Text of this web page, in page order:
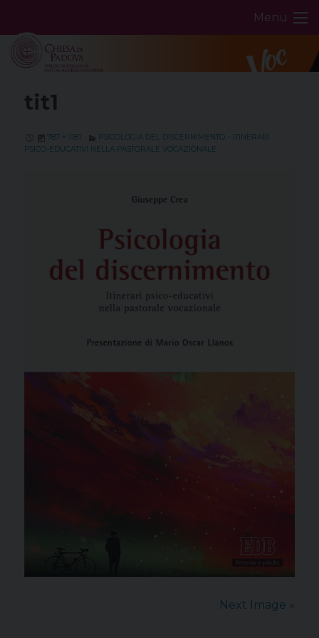
content
Menu
tit1
787 × 1181
PSICOLOGIA DEL DISCERNIMENTO – ITINERARI
PSICO-EDUCATIVI NELLA PASTORALE VOCAZIONALE
Next Image »